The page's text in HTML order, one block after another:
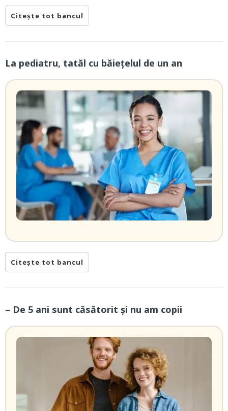
Citește tot bancul
La pediatru, tatăl cu băieţelul de un an
Citește tot bancul
– De 5 ani sunt căsătorit și nu am copii